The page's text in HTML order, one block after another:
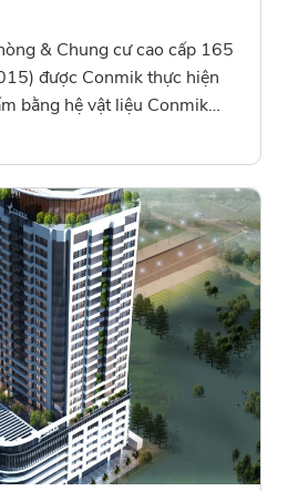
& Chung cư cao cấp 165
được Conmik thực hiện
bằng hệ vật liệu Conmik
trước tác động của nước và
vững, ổn định và thẩm
ở – văn phòng hiện đại giữa